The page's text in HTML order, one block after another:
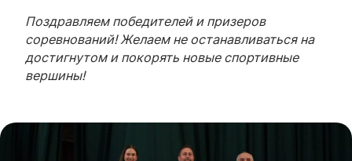
Поздравляем победителей и призеров
соревнований! Желаем не останавливаться на
достигнутом и покорять новые спортивные
вершины!